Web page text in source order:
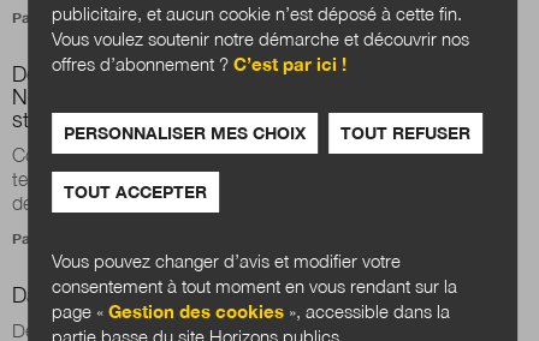
Par Béatrice Gisclard
Détroit, Fukushima, Saint-Louis du Sénégal, La
Nouvelle-Orléans : retours d’expérience sur quatre
stratégies de résilience
Confrontés à des chocs sans précédent, ces quatre
territoires ont adopté des processus de résilience pour tenter
de surmonter et reconstruire un...
Par
Darwinisme administratif en situation d’incertitude
De quels imaginaires, courants et mécanismes pourrait-on
publicitaire, et aucun cookie n’est déposé à cette fin.
Vous voulez soutenir notre démarche et découvrir nos
offres d’abonnement ? C’est par ici !
PERSONNALISER MES CHOIX TOUT REFUSER
TOUT ACCEPTER
Vous pouvez changer d’avis et modifier votre
consentement à tout moment en vous rendant sur la
page « Gestion des cookies», accessible dans la
partie basse du site Horizons publics.